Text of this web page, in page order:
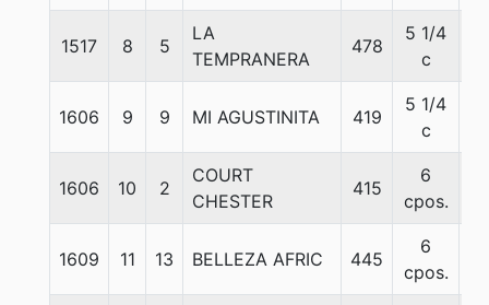
1517 8 5
LA
TEMPRANERA
478
5 1/4
c
1606 9 9 MI AGUSTINITA 419
5 1/4
c
1606 10 2
COURT
CHESTER
415
6
cpos.
1609 11 13 BELLEZA AFRIC 445
6
cpos.